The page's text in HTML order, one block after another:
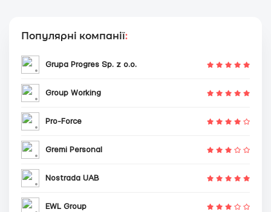
Популярні компанії:
Grupa Progres Sp. z o.o.
Group Working
Pro-Force
Gremi Personal
Nostrada UAB
EWL Group